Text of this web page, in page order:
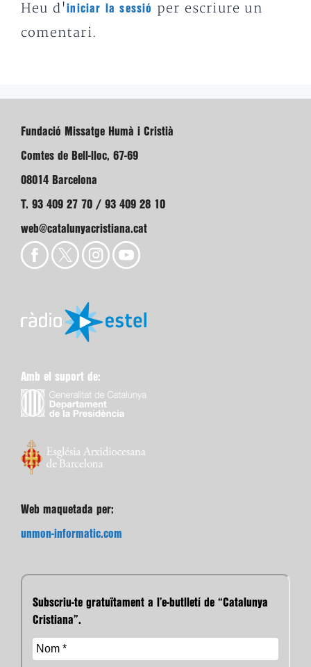
Heu d'iniciar la sessió
per escriure un
comentari.
Fundació Missatge Humà i Cristià
Comtes de Bell-lloc, 67-69
08014 Barcelona
T. 93 409 27 70 / 93 409 28 10
web@catalunyacristiana.cat
Amb el suport de:
Web maquetada per:
unmon-informatic.com
Subscriu-te gratuïtament a l’e-butlletí de “Catalunya
Cristiana”.